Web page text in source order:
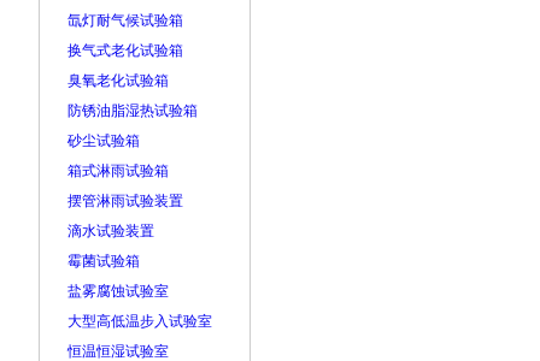
氙灯耐气候试验箱
换气式老化试验箱
臭氧老化试验箱
防锈油脂湿热试验箱
砂尘试验箱
箱式淋雨试验箱
摆管淋雨试验装置
滴水试验装置
霉菌试验箱
盐雾腐蚀试验室
大型高低温步入试验室
恒温恒湿试验室